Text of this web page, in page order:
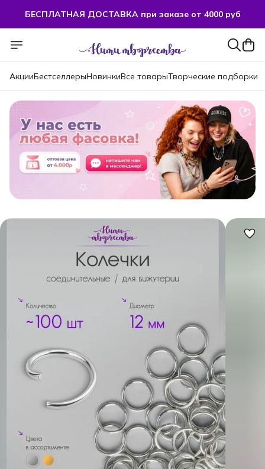
БЕСПЛАТНАЯ ДОСТАВКА при заказе от 4000 руб
БЕСПЛАТНАЯ ДОСТАВКА при заказе от 4000 руб
АкцииБестселлерыНовинкиВсе товарыТворческие подборки